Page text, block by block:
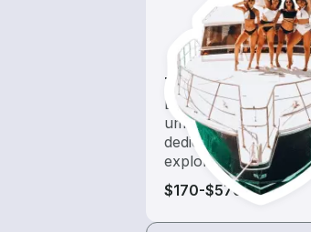
Tours
Explore as águas
um aluguel de barco
dedicado a passeios
exploração
$170-$570